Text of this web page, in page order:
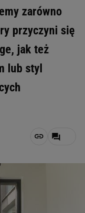
zarówno
przyczyni się
jak też
lub styl